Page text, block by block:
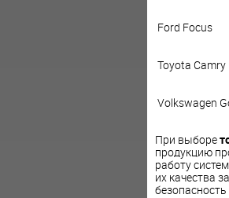
Ford Focus
Toyota Camry
Volkswagen
При выборе
продукцию
работу
их качества
безопасность